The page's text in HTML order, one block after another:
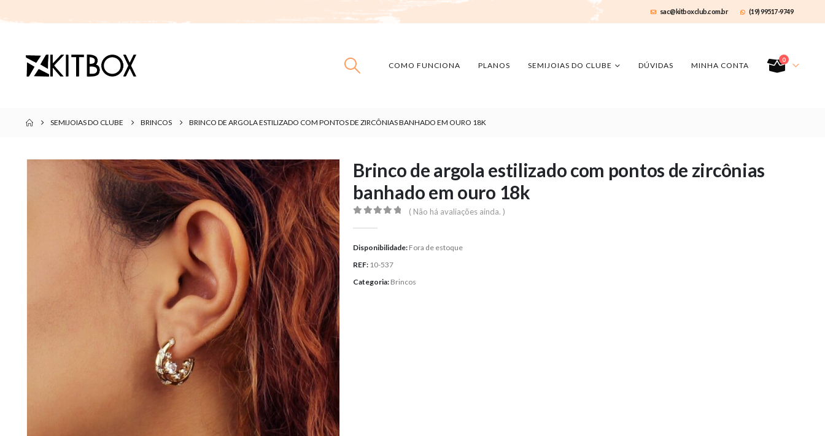
sac@kitboxclub.com.br (19) 99517-9749
COMO FUNCIONA PLANOS SEMIJOIAS DO CLUBE DÚVIDAS MINHA CONTA
0
SEMIJOIAS DO CLUBE BRINCOS BRINCO DE ARGOLA ESTILIZADO COM PONTOS DE ZIRCÔNIAS BANHADO EM OURO 18K
Brinco de argola estilizado com pontos de zircônias
banhado em ouro 18k
( Não há avaliações ainda. )
Disponibilidade: Fora de estoque
REF: 10-537
Categoria: Brincos